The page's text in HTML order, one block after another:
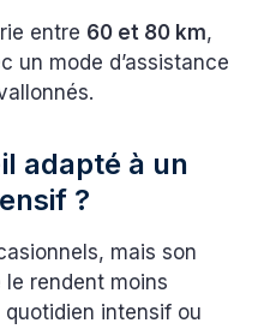
entre 60 et 80 km,
un mode d’assistance
adapté à un
?
mais son
le rendent moins
intensif ou